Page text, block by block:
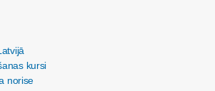
kursi
norise